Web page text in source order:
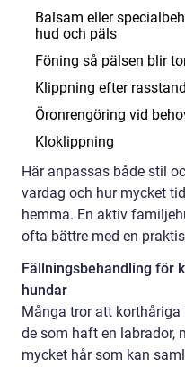
Balsam eller
hud och päls
Föning så pälsen blir
Klippning efter
Öronrengöring vid
Kloklippning
Här anpassas både stil
vardag och hur mycket
hemma. En aktiv
ofta bättre med en
Fällningsbehandling för
hundar
Många tror att korthåriga
de som haft en labrador,
mycket hår som kan